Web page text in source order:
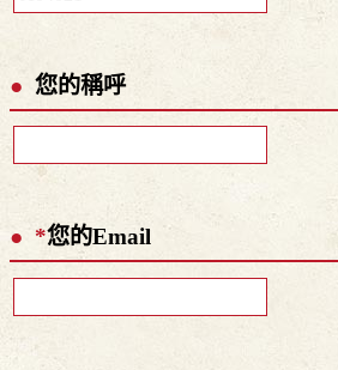
您的稱呼
*您的Email